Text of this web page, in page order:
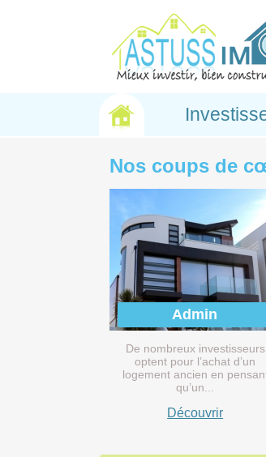
Nos coups de
Admin
De nombreux investisseurs
optent pour l’achat d’un
logement ancien en
qu’un...
Découvrir